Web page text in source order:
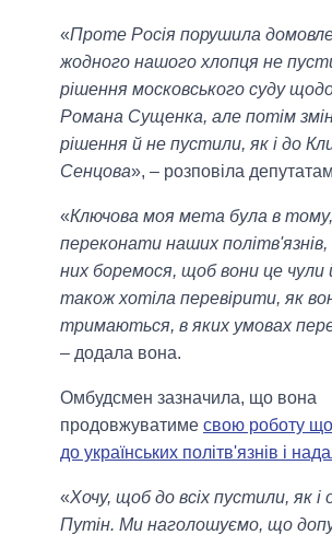
«Проте Росія порушила
жодного нашого хлопця не
рішення московського суду
Романа Сущенка, але потім
рішення й не пустили, як і до
Сенцова», – розповіла
«Ключова моя мета була в
переконати наших
них боремося, щоб вони це чули
також хотіла перевірити, як
тримаються, в яких умовах
– додала вона.
Омбудсмен зазначила, що вона
продовжуватиме свою роботу
до українських політв'язнів і
«Хочу, щоб до всіх пустили, як і
Путін. Ми наголошуємо, що